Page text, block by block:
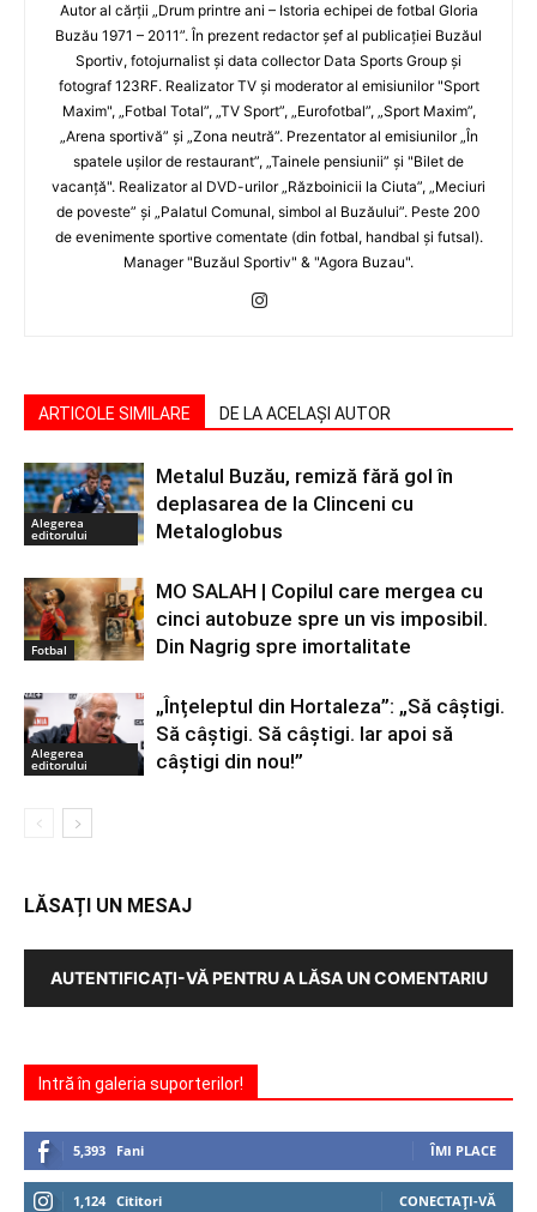
Autor al cărţii „Drum printre ani – Istoria echipei de fotbal Gloria
Buzău 1971 – 2011”. În prezent redactor şef al publicaţiei Buzăul
Sportiv, fotojurnalist şi data collector Data Sports Group şi
fotograf 123RF. Realizator TV şi moderator al emisiunilor "Sport
Maxim", „Fotbal Total”, „TV Sport”, „Eurofotbal”, „Sport Maxim”,
„Arena sportivă” şi „Zona neutră”. Prezentator al emisiunilor „În
spatele uşilor de restaurant”, „Tainele pensiunii” şi "Bilet de
vacanţă". Realizator al DVD-urilor „Războinicii la Ciuta”, „Meciuri
de poveste” şi „Palatul Comunal, simbol al Buzăului”. Peste 200
de evenimente sportive comentate (din fotbal, handbal şi futsal).
Manager "Buzăul Sportiv" & "Agora Buzau".
ARTICOLE SIMILARE DE LA ACELAȘI AUTOR
Alegerea
editorului
Metalul Buzău, remiză fără gol în
deplasarea de la Clinceni cu
Metaloglobus
Fotbal
MO SALAH | Copilul care mergea cu
cinci autobuze spre un vis imposibil.
Din Nagrig spre imortalitate
Alegerea
editorului
„Înțeleptul din Hortaleza”: „Să câștigi.
Să câștigi. Să câștigi. Iar apoi să
câștigi din nou!”
LĂSAȚI UN MESAJ
AUTENTIFICAȚI-VĂ PENTRU A LĂSA UN COMENTARIU
Intră în galeria suporterilor!
5,393 Fani ÎMI PLACE
1,124 Cititori CONECTAȚI-VĂ